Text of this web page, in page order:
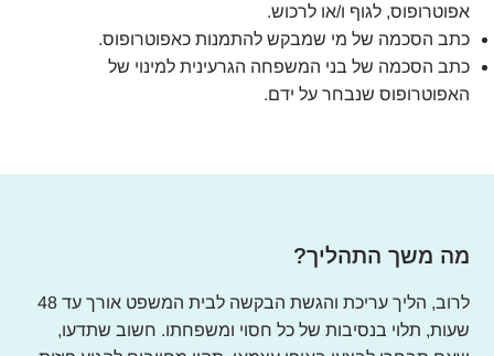
אפוטרופוס, לגוף ו/או לרכוש.
כתב הסכמה של מי שמבקש להתמנות כאפוטרופוס.
כתב הסכמה של בני המשפחה הגרעינית למינוי של
האפוטרופוס שנבחר על ידם.
מה משך התהליך?
לרוב, הליך עריכת והגשת הבקשה לבית המשפט אורך עד 48
שעות, תלוי בנסיבות של כל חסוי ומשפחתו. חשוב שתדעו,